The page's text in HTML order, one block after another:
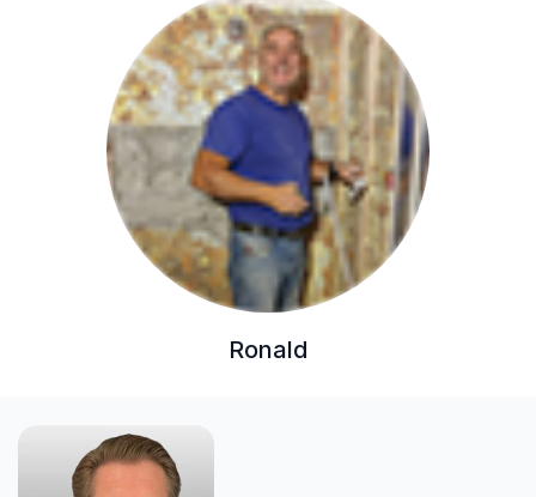
Ronald